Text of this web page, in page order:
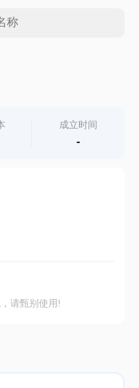
成立时间
-
请甄别使用!